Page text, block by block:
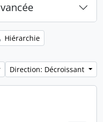
Hiérarchie
Direction: Décroissant